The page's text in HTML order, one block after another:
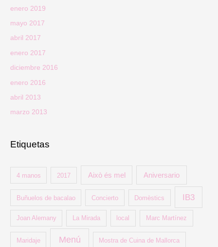
enero 2019
mayo 2017
abril 2017
enero 2017
diciembre 2016
enero 2016
abril 2013
marzo 2013
Etiquetas
4 manos 2017 Això és mel Aniversario
Buñuelos de bacalao Concierto Domèstics IB3
Joan Alemany La Mirada local Marc Martínez
Maridaje Menú Mostra de Cuina de Mallorca